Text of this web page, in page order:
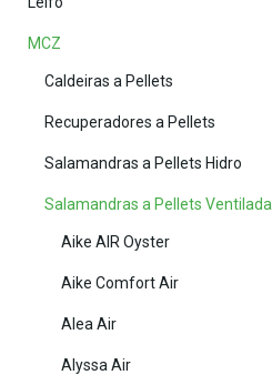
MCZ
Caldeiras a Pellets
Recuperadores a Pellets
Salamandras a Pellets Hidro
Salamandras a Pellets
Aike AIR Oyster
Aike Comfort Air
Alea Air
Alyssa Air